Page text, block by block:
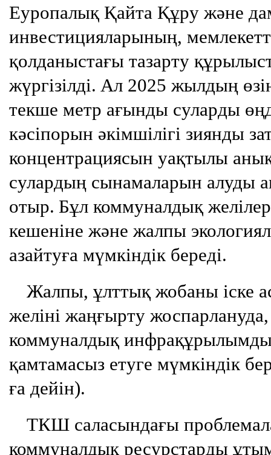
Еуропалық Қайта Құру және
инвестицияларының,
қолданыстағы тазарту
жүргізілді. Ал 2025 жылдың
текше метр ағынды суларды
кәсіпорын әкімшілігі зиянды
концентрациясын уақтылы
сулардың сынамаларын алуды
отыр. Бұл коммуналдық
кешеніне және жалпы
азайтуға мүмкіндік береді.
Жалпы, ұлттық жобаны іске
желіні жаңғырту
коммуналдық
қамтамасыз етуге мүмкіндік
ға дейін).
ТКШ саласындағы
коммуналдық ресурстарды